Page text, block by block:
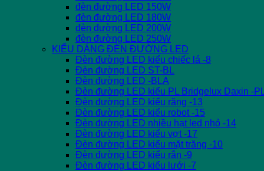
đèn đường LED 150W
đèn đường LED 180W
đèn đường LED 200W
đèn đường LED 250W
KIỂU DÁNG ĐÈN ĐƯỜNG LED
Đèn đường LED kiểu chiếc lá -8
Đèn đường LED ST-BL
Đèn đường LED -BLA
Đèn đường LED kiểu PL Bridgelux Daxin -
Đèn đường LED kiểu răng -13
Đèn đường LED kiểu robot -15
Đèn đường LED nhiều hạt led nhỏ -14
Đèn đường LED kiểu vợt -17
Đèn đường LED kiểu mặt trăng -10
Đèn đường LED kiểu rắn -9
Đèn đường LED kiểu lưới -7